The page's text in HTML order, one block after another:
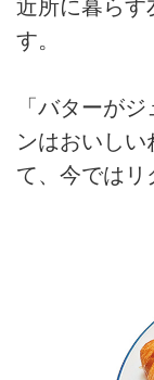
近所に暮らす
す。
「バターが
ンはおいし
て、今ではリ